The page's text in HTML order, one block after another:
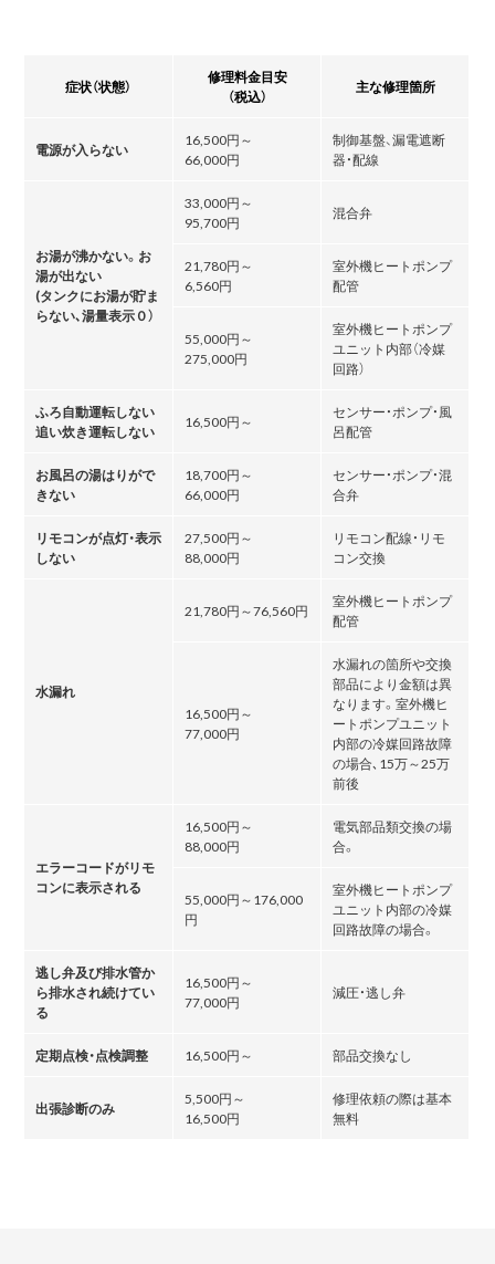
症状（状態）
修理料金目安
（税込）
主な修理箇所
電源が入らない
16,500円～
66,000円
制御基盤、漏電遮断
器・配線
お湯が沸かない。お
湯が出ない
(タンクにお湯が貯ま
らない､湯量表示０）
33,000円～
95,700円
混合弁
21,780円～
6,560円
室外機ヒートポンプ
配管
55,000円～
275,000円
室外機ヒートポンプ
ユニット内部（冷媒
回路）
ふろ自動運転しない
追い炊き運転しない
16,500円～
センサー・ポンプ・風
呂配管
お風呂の湯はりがで
きない
18,700円～
66,000円
センサー・ポンプ・混
合弁
リモコンが点灯・表示
しない
27,500円～
88,000円
リモコン配線・リモ
コン交換
水漏れ
21,780円～76,560円
室外機ヒートポンプ
配管
16,500円～
77,000円
水漏れの箇所や交換
部品により金額は異
なります。室外機ヒ
ートポンプユニット
内部の冷媒回路故障
の場合､15万～25万
前後
エラーコードがリモ
コンに表示される
16,500円～
88,000円
電気部品類交換の場
合。
55,000円～176,000
円
室外機ヒートポンプ
ユニット内部の冷媒
回路故障の場合。
逃し弁及び排水管か
ら排水され続けてい
る
16,500円～
77,000円
減圧・逃し弁
定期点検・点検調整 16,500円～ 部品交換なし
出張診断のみ
5,500円～
16,500円
修理依頼の際は基本
無料